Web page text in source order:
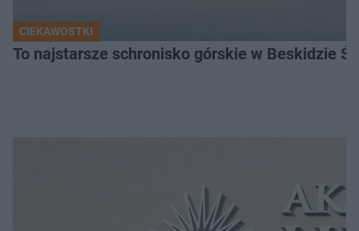
CIEKAWOSTKI
To najstarsze schronisko górskie w Beskidzie